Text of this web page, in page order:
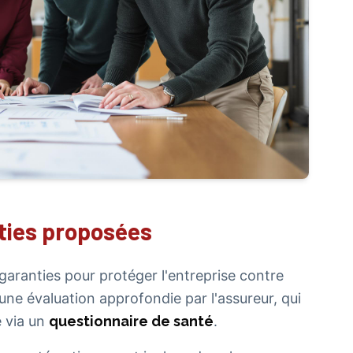
proposées
pour protéger l'entreprise contre
évaluation approfondie par l'assureur, qui
via un questionnaire de santé.